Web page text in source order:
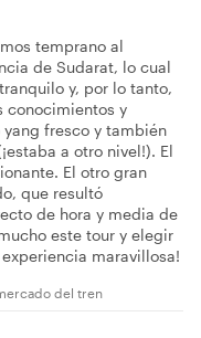
temprano al
de Sudarat, lo cual
y, por lo tanto,
conocimientos y
fresco y también
a otro nivel!). El
El otro gran
que resultó
de hora y media de
este tour y elegir
maravillosa!
del tren